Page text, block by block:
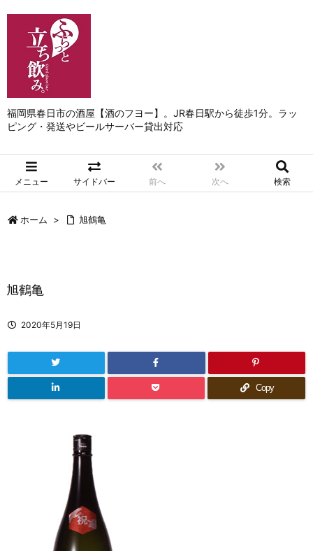
福岡県春日市の酒屋【酒のフヨー】。JR春日駅から徒歩1分。ラッ
ピング・発送やビールサーバー貸出対応
メニュー サイドバー 前へ 次へ 検索
ホーム > 旭鶴亀
旭鶴亀
2020年5月19日
Copy